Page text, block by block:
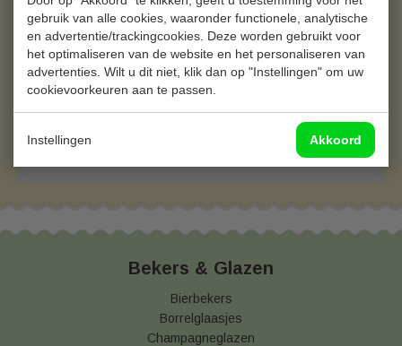
gebruik van alle cookies, waaronder functionele, analytische
en advertentie/trackingcookies. Deze worden gebruikt voor
het optimaliseren van de website en het personaliseren van
advertenties. Wilt u dit niet, klik dan op "Instellingen" om uw
cookievoorkeuren aan te passen.
Instellingen Akkoord
U bent succesvol aangemeld voor de nieuwsbrief.
Je huidige cookie-instellingen blokkeren dit
onderdeel. Pas je cookie-instellingen aan om
toegang te krijgen tot dit onderdeel.
Bekers & Glazen
Bierbekers
Borrelglaasjes
Champagneglazen